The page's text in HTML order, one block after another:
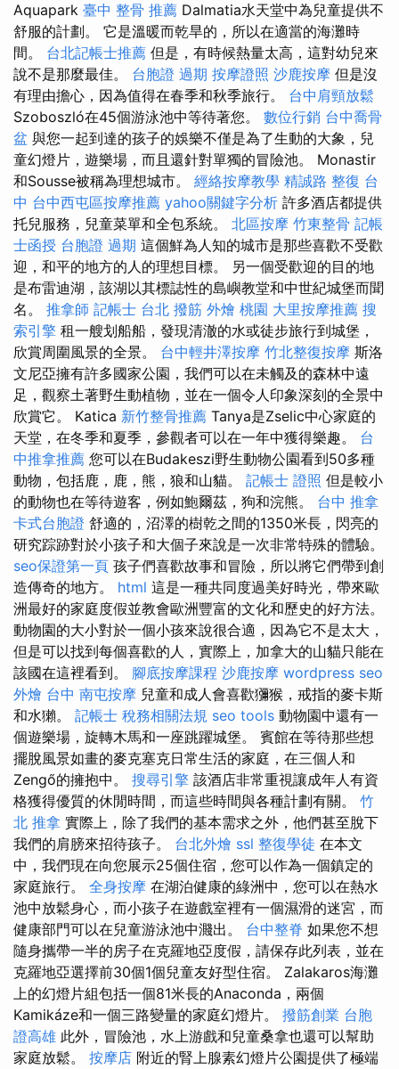
Aquapark 臺中 整骨 推薦 Dalmatia水天堂中為兒童提供不
舒服的計劃。 它是溫暖而乾旱的，所以在適當的海灘時
間。 台北記帳士推薦 但是，有時候熱量太高，這對幼兒來
說不是那麼最佳。 台胞證 過期 按摩證照 沙鹿按摩 但是沒
有理由擔心，因為值得在春季和秋季旅行。 台中肩頸放鬆
Szoboszló在45個游泳池中等待著您。 數位行銷 台中喬骨
盆 與您一起到達的孩子的娛樂不僅是為了生動的大象，兒
童幻燈片，遊樂場，而且還針對單獨的冒險池。 Monastir
和Sousse被稱為理想城市。 經絡按摩教學 精誠路 整復 台
中 台中西屯區按摩推薦 yahoo關鍵字分析 許多酒店都提供
托兒服務，兒童菜單和全包系統。 北區按摩 竹東整骨 記帳
士函授 台胞證 過期 這個鮮為人知的城市是那些喜歡不受歡
迎，和平的地方的人的理想目標。 另一個受歡迎的目的地
是布雷迪湖，該湖以其標誌性的島嶼教堂和中世紀城堡而聞
名。 推拿師 記帳士 台北 撥筋 外燴 桃園 大里按摩推薦 搜
索引擎 租一艘划船船，發現清澈的水或徒步旅行到城堡，
欣賞周圍風景的全景。 台中輕井澤按摩 竹北整復按摩 斯洛
文尼亞擁有許多國家公園，我們可以在未觸及的森林中遠
足，觀察土著野生動植物，並在一個令人印象深刻的全景中
欣賞它。 Katica 新竹整骨推薦 Tanya是Zselic中心家庭的
天堂，在冬季和夏季，參觀者可以在一年中獲得樂趣。 台
中推拿推薦 您可以在Budakeszi野生動物公園看到50多種
動物，包括鹿，鹿，熊，狼和山貓。 記帳士 證照 但是較小
的動物也在等待遊客，例如鮑爾茲，狗和浣熊。 台中 推拿
卡式台胞證 舒適的，沼澤的樹乾之間的1350米長，閃亮的
研究踪跡對於小孩子和大個子來說是一次非常特殊的體驗。
seo保證第一頁 孩子們喜歡故事和冒險，所以將它們帶到創
造傳奇的地方。 html 這是一種共同度過美好時光，帶來歐
洲最好的家庭度假並教會歐洲豐富的文化和歷史的好方法。
動物園的大小對於一個小孩來說很合適，因為它不是太大，
但是可以找到每個喜歡的人，實際上，加拿大的山貓只能在
該國在這裡看到。 腳底按摩課程 沙鹿按摩 wordpress seo
外燴 台中 南屯按摩 兒童和成人會喜歡獼猴，戒指的麥卡斯
和水獺。 記帳士 稅務相關法規 seo tools 動物園中還有一
個遊樂場，旋轉木馬和一座跳躍城堡。 賓館在等待那些想
擺脫風景如畫的麥克塞克日常生活的家庭，在三個人和
Zengő的擁抱中。 搜尋引擎 該酒店非常重視讓成年人有資
格獲得優質的休閒時間，而這些時間與各種計劃有關。 竹
北 推拿 實際上，除了我們的基本需求之外，他們甚至脫下
我們的肩膀來招待孩子。 台北外燴 ssl 整復學徒 在本文
中，我們現在向您展示25個住宿，您可以作為一個鎮定的
家庭旅行。 全身按摩 在湖泊健康的綠洲中，您可以在熱水
池中放鬆身心，而小孩子在遊戲室裡有一個濕滑的迷宮，而
健康部門可以在兒童游泳池中濺出。 台中整脊 如果您不想
隨身攜帶一半的房子在克羅地亞度假，請保存此列表，並在
克羅地亞選擇前30個1個兒童友好型住宿。 Zalakaros海灘
上的幻燈片組包括一個81米長的Anaconda，兩個
Kamikáze和一個三路變量的家庭幻燈片。 撥筋創業 台胞
證高雄 此外，冒險池，水上游戲和兒童桑拿也還可以幫助
家庭放鬆。 按摩店 附近的腎上腺素幻燈片公園提供了極端